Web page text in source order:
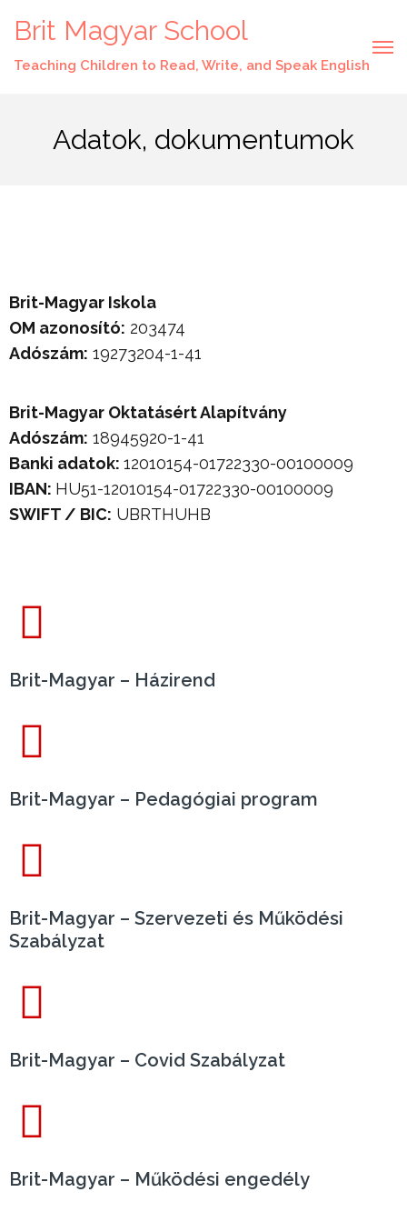
Brit Magyar School
Teaching Children to Read, Write, and Speak English
Adatok, dokumentumok
Brit-Magyar Iskola
OM azonosító: 203474
Adószám: 19273204-1-41
Brit-Magyar Oktatásért Alapítvány
Adószám: 18945920-1-41
Banki adatok: 12010154-01722330-00100009
IBAN: HU51-12010154-01722330-00100009
SWIFT / BIC: UBRTHUHB
Brit-Magyar – Házirend
Brit-Magyar – Pedagógiai program
Brit-Magyar – Szervezeti és Működési
Szabályzat
Brit-Magyar – Covid Szabályzat
Brit-Magyar – Működési engedély